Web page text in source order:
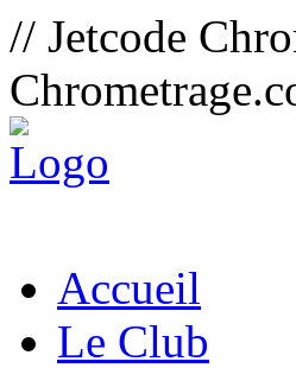
// Jetcode
Accueil
Le Club